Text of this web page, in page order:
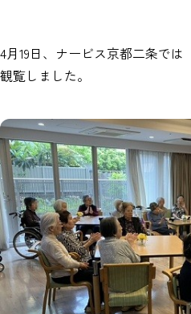
4月19日、ナービス京都二条では
観覧しました。